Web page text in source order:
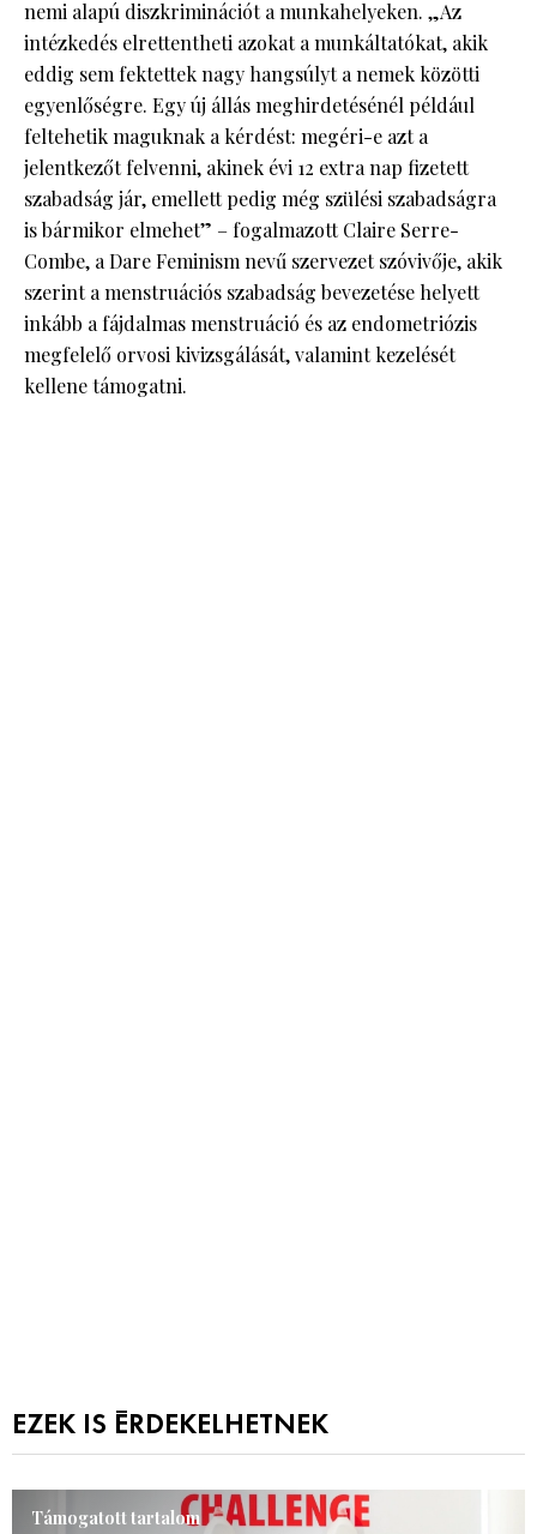
nemi alapú diszkriminációt a munkahelyeken. „Az
intézkedés elrettentheti azokat a munkáltatókat, akik
eddig sem fektettek nagy hangsúlyt a nemek közötti
egyenlőségre. Egy új állás meghirdetésénél például
feltehetik maguknak a kérdést: megéri-e azt a
jelentkezőt felvenni, akinek évi 12 extra nap fizetett
szabadság jár, emellett pedig még szülési szabadságra
is bármikor elmehet” – fogalmazott Claire Serre-
Combe, a Dare Feminism nevű szervezet szóvivője, akik
szerint a menstruációs szabadság bevezetése helyett
inkább a fájdalmas menstruáció és az endometriózis
megfelelő orvosi kivizsgálását, valamint kezelését
kellene támogatni.
EZEK IS ÉRDEKELHETNEK
Támogatott tartalom